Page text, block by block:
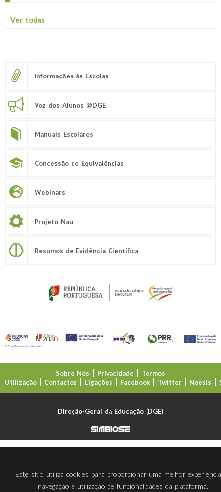
Ver todas
Informações às Escolas
Voz dos Alunos @DGE
Manuais Escolares
Concessão de Equivalências
Webinars
Projeto Nau
Resumos de Evidência Científica
Sobre Nós Privacidade
Termos
Utilização
Contactos Ligações Facebook Twitter Noesis
Direção-Geral da Educação (DGE)
Este sítio utiliza cookies para proporcionar uma melhor
navegação e utilização de funcionalidades da plataforma.